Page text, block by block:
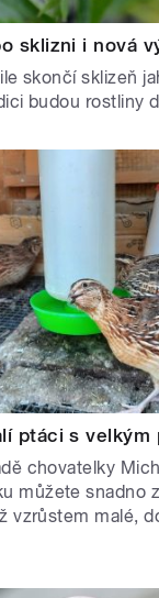
sklizni i nová
skončí sklizeň
budou rostliny
ptáci s velkým
chovatelky
můžete snadno
vzrůstem malé,